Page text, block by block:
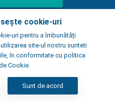
cookie-uri
uri pentru a îmbunătăți
site-ul nostru sunteti
în conformitate cu politica
Cookie.
Sunt de acord